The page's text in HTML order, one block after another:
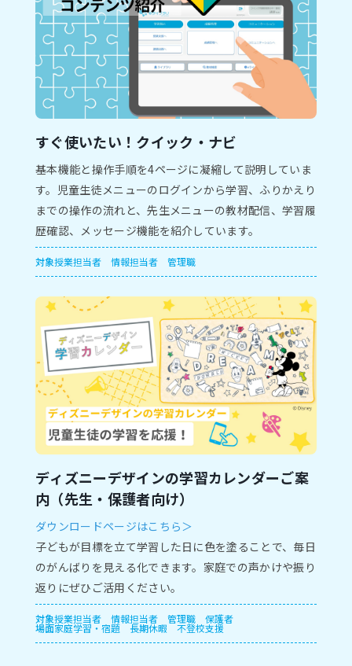
すぐ使いたい！クイック・ナビ
基本機能と操作手順を4ページに凝縮して説明していま
す。児童生徒メニューのログインから学習、ふりかえり
までの操作の流れと、先生メニューの教材配信、学習履
歴確認、メッセージ機能を紹介しています。
対象授業担当者 情報担当者 管理職
ディズニーデザインの学習カレンダーご案
内（先生・保護者向け）
ダウンロードページはこちら＞
子どもが目標を立て学習した日に色を塗ることで、毎日
のがんばりを見える化できます。家庭での声かけや振り
返りにぜひご活用ください。
対象授業担当者 情報担当者 管理職 保護者
場面家庭学習・宿題 長期休暇 不登校支援